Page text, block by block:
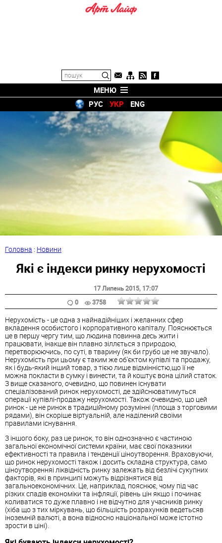
МЕНЮ
РУС
УКР ENG
Головна : Новини
Які є індекси ринку нерухомості
17 Липень 2015, 17:07
0
3758
Нерухомість - це одна з найнадійніших і желанних сфер
вкладення особистого і корпоративного капіталу. Пояснюється
це в першу чергу тим, що людина повинна десь жити і
працювати, інакше він плавно зіллється з природою,
перетворюючись, по суті, в тварину (як би грубо це не звучало).
Нерухомість при цьому є таким же об'єктом купівлі та продажу,
як і будь-який інший товар, з тією лише відмінністю,що її не
можна покласти в сумку і винести, та й коштує вона цілий статок.
З вище сказаного, очевидно, що повинен існувати
спеціалізований ринок нерухомості, де здійснюватимуться
операції купівлі-продажу нерухомості. Також очевидно, що цей
ринок - це не ринок в традиційному розумінні (площа з торговими
рядами), він скоріше віртуальній, але наділений своїми
правилами існування.
З іншого боку, раз це ринок, то він однозначно є частиною
загальної економічної системи країни, має свої показники
ефективності та правила і тенденції ціноутворення. Враховуючи,
що ринок нерухомості також і досить складна структура, само
ціноутворенняі ліквідність ринку залежать від безлічі сукупних
факторів, які в принципі можуть відрізнятися від
загальноекономічних. Це, наприклад, пояснює, чому під час
різких спадів економіки та інфляції, рівень цін якщо і починає
коливатися то дуже плавно і не відчутно для учасників ринку
(хіба що з тих міркувань, що більшість розрахунків ведетьсяв
іноземній валюті, а вона відносно національної може істотно
зрости в ціні).